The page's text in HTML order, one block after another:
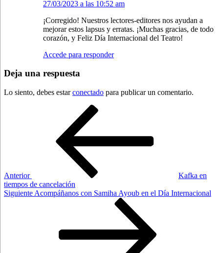
27/03/2023 a las 10:52 am
¡Corregido! Nuestros lectores-editores nos ayudan a
mejorar estos lapsus y erratas. ¡Muchas gracias, de todo
corazón, y Feliz Día Internacional del Teatro!
Accede para responder
Deja una respuesta
Lo siento, debes estarconectado para publicar un comentario.
Anterior
Kafka en
tiempos de cancelación
Siguiente
Siguiente Acompáñanos con Samiha Ayoub en el Día Internacional